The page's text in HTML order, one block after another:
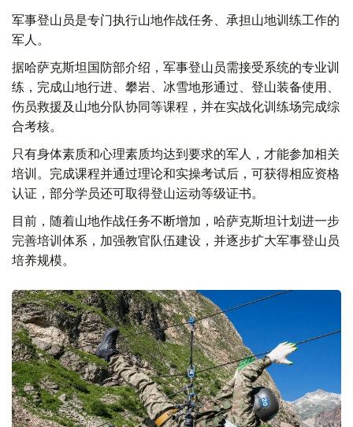
军事登山员是专门执行山地作战任务、承担山地训练工作的
军人。
据哈萨克斯坦国防部介绍，军事登山员需接受系统的专业训
练，完成山地行进、攀岩、冰雪地形通过、登山装备使用、
伤员救援及山地分队协同等课程，并在实战化训练场完成综
合考核。
只有身体素质和心理素质均达到要求的军人，才能参加相关
培训。完成课程并通过理论和实操考试后，可获得相应资格
认证，部分学员还可取得登山运动等级证书。
目前，随着山地作战任务不断增加，哈萨克斯坦计划进一步
完善培训体系，加强教官队伍建设，并逐步扩大军事登山员
培养规模。